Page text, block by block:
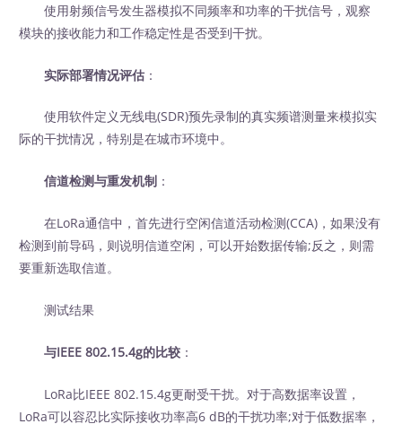
使用射频信号发生器模拟不同频率和功率的干扰信号，观察
模块的接收能力和工作稳定性是否受到干扰。
实际部署情况评估 ：
使用软件定义无线电(SDR)预先录制的真实频谱测量来模拟实
际的干扰情况，特别是在城市环境中。
信道检测与重发机制 ：
在LoRa通信中，首先进行空闲信道活动检测(CCA)，如果没有
检测到前导码，则说明信道空闲，可以开始数据传输;反之，则需
要重新选取信道。
测试结果
与IEEE 802.15.4g的比较 ：
LoRa比IEEE 802.15.4g更耐受干扰。对于高数据率设置，
LoRa可以容忍比实际接收功率高6 dB的干扰功率;对于低数据率，